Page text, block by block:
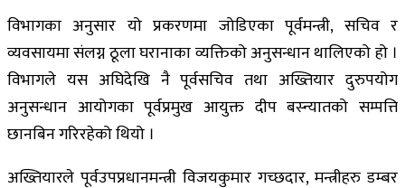
विभागका अनुसार यो प्रकरणमा जोडिएका पूर्वमन्त्री, सचिव र
व्यवसायमा संलग्न ठूला घरानाका व्यक्तिको अनुसन्धान थालिएको हो ।
विभागले यस अघिदेखि नै पूर्वसचिव तथा अख्तियार दुरुपयोग
अनुसन्धान आयोगका पूर्वप्रमुख आयुक्त दीप बस्न्यातको सम्पत्ति
छानबिन गरिरहेको थियो ।
अख्तियारले पूर्वउपप्रधानमन्त्री विजयकुमार गच्छदार, मन्त्रीहरु डम्बर